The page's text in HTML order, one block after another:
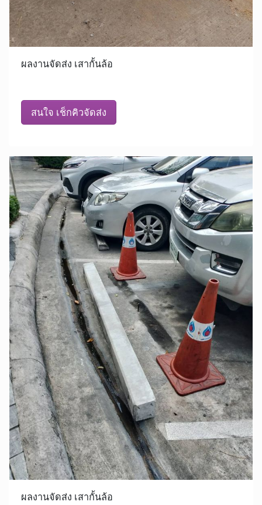
ผลงานจัดส่ง เสากั้นล้อ
สนใจ เช็กคิวจัดส่ง
ผลงานจัดส่ง เสากั้นล้อ